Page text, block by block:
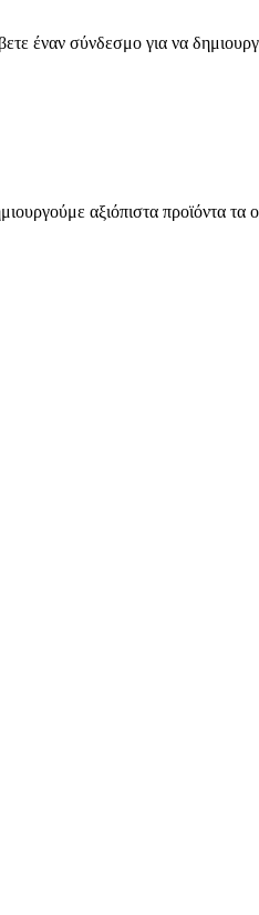
έναν σύνδεσμο για να
αξιόπιστα προϊόντα τα